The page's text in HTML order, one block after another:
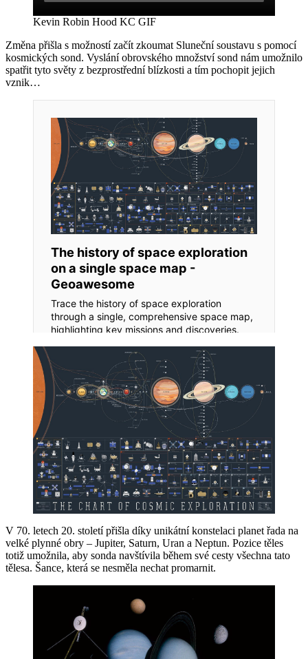
Kevin Robin Hood KC GIF
Změna přišla s možností začít zkoumat Sluneční soustavu s pomocí
kosmických sond. Vyslání obrovského množství sond nám umožnilo
spatřit tyto světy z bezprostřední blízkosti a tím pochopit jejich
vznik…
V 70. letech 20. století přišla díky unikátní konstelaci planet řada na
velké plynné obry – Jupiter, Saturn, Uran a Neptun. Pozice těles
totiž umožnila, aby sonda navštívila během své cesty všechna tato
tělesa. Šance, která se nesměla nechat promarnit.